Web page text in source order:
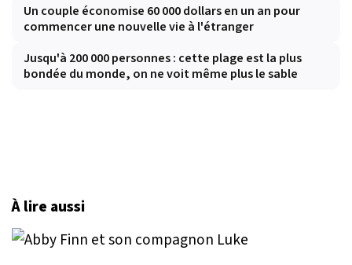
Un couple économise 60 000 dollars en un an pour
commencer une nouvelle vie à l'étranger
Jusqu'à 200 000 personnes : cette plage est la plus
bondée du monde, on ne voit même plus le sable
À lire aussi